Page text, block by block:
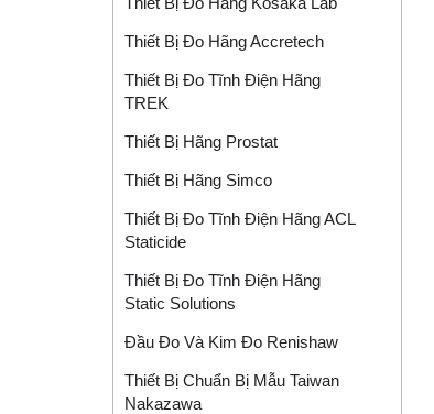
Thiết Bị Đo Hãng Accretech
Thiết Bị Đo Tĩnh Điện Hãng
TREK
Thiết Bị Hãng Prostat
Thiết Bị Hãng Simco
Thiết Bị Đo Tĩnh Điện Hãng ACL
Staticide
Thiết Bị Đo Tĩnh Điện Hãng
Static Solutions
Đầu Đo Và Kim Đo Renishaw
Thiết Bị Chuẩn Bị Mẫu Taiwan
Nakazawa